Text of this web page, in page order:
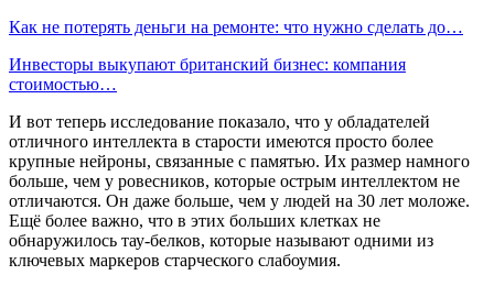
Как не потерять деньги на ремонте: что нужно сделать до…
Инвесторы выкупают британский бизнес: компания
стоимостью…
И вот теперь исследование показало, что у обладателей
отличного интеллекта в старости имеются просто более
крупные нейроны, связанные с памятью. Их размер намного
больше, чем у ровесников, которые острым интеллектом не
отличаются. Он даже больше, чем у людей на 30 лет моложе.
Ещё более важно, что в этих больших клетках не
обнаружилось тау-белков, которые называют одними из
ключевых маркеров старческого слабоумия.